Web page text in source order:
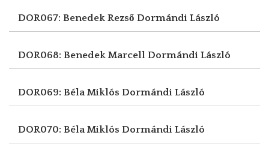
DOR067: Benedek Rezső Dormándi László
DOR068: Benedek Marcell Dormándi László
DOR069: Béla Miklós Dormándi László
DOR070: Béla Miklós Dormándi László